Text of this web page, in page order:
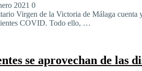
2021 0
Virgen de la Victoria de Málaga cuenta
COVID. Todo ello, …
se aprovechan de las